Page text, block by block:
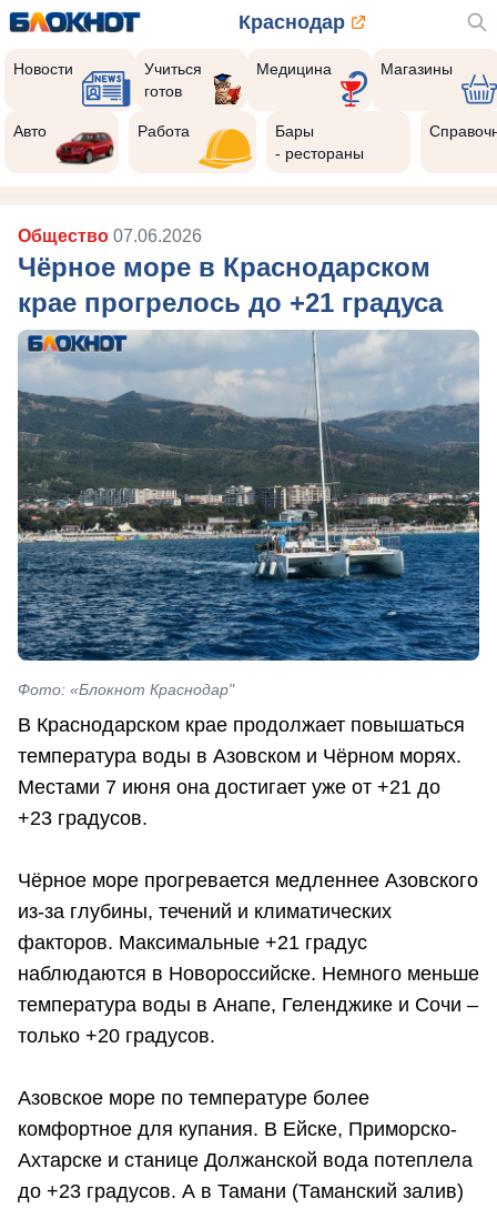
Краснодар
Новости
Учиться
готов
Медицина Магазины
Авто Работа
Бары
- рестораны
Общество 07.06.2026
Чёрное море в Краснодарском
крае прогрелось до +21 градуса
Фото: «Блокнот Краснодар"
В Краснодарском крае продолжает повышаться
температура воды в Азовском и Чёрном морях.
Местами 7 июня она достигает уже от +21 до
+23 градусов.
Чёрное море прогревается медленнее Азовского
из-за глубины, течений и климатических
факторов. Максимальные +21 градус
наблюдаются в Новороссийске. Немного меньше
температура воды в Анапе, Геленджике и Сочи –
только +20 градусов.
Азовское море по температуре более
комфортное для купания. В Ейске, Приморско-
Ахтарске и станице Должанской вода потеплела
до +23 градусов. А в Тамани (Таманский залив)